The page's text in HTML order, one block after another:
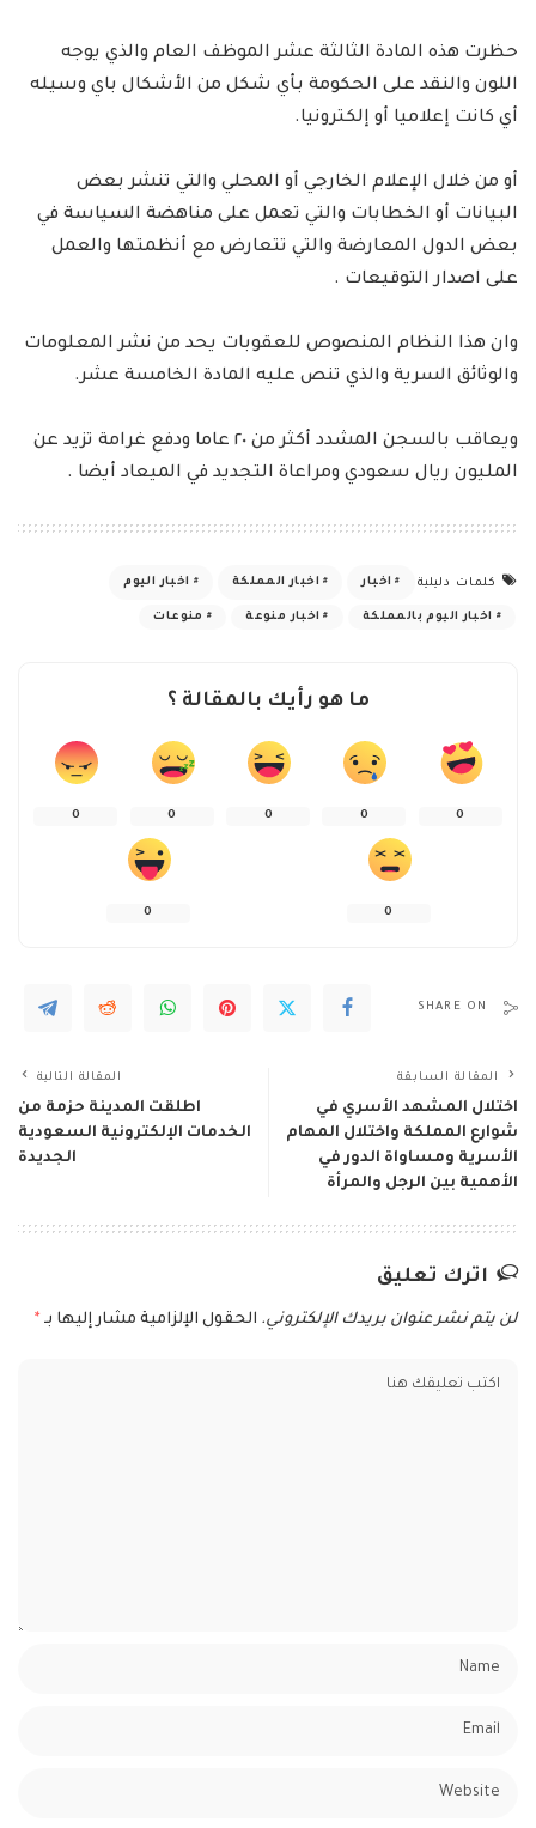
حظرت هذه المادة الثالثة عشر الموظف العام والذي يوجه
اللون والنقد على الحكومة بأي شكل من الأشكال باي وسيله
أي كانت إعلاميا أو إلكترونيا.
أو من خلال الإعلام الخارجي أو المحلي والتي تنشر بعض
البيانات أو الخطابات والتي تعمل على مناهضة السياسة في
بعض الدول المعارضة والتي تتعارض مع أنظمتها والعمل
على اصدار التوقيعات .
وان هذا النظام المنصوص للعقوبات يحد من نشر المعلومات
والوثائق السرية والذي تنص عليه المادة الخامسة عشر.
ويعاقب بالسجن المشدد أكثر من ٢٠ عاما ودفع غرامة تزيد عن
المليون ريال سعودي ومراعاة التجديد في الميعاد أيضا .
كلمات دليلية اخبار اخبار المملكة اخبار اليوم
اخبار اليوم بالمملكة اخبار منوعة منوعات
ما هو رأيك بالمقالة ؟
0
0
0
0
0
0
0
SHARE ON
المقالة السابقة
اختلال المشهد الأسري في
شوارع المملكة واختلال المهام
الأسرية ومساواة الدور في
الأهمية بين الرجل والمرأة
المقالة التالية
اطلقت المدينة حزمة من
الخدمات الإلكترونية السعودية
الجديدة
اترك تعليق
لن يتم نشر عنوان بريدك الإلكتروني. الحقول الإلزامية مشار إليها بـ *